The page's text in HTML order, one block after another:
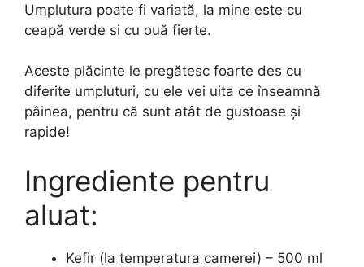
Umplutura poate fi variată, la mine este cu
ceapă verde si cu ouă fierte.
Aceste plăcinte le pregătesc foarte des cu
diferite umpluturi, cu ele vei uita ce înseamnă
pâinea, pentru că sunt atât de gustoase și
rapide!
Ingrediente pentru
aluat:
Kefir (la temperatura camerei) – 500 ml